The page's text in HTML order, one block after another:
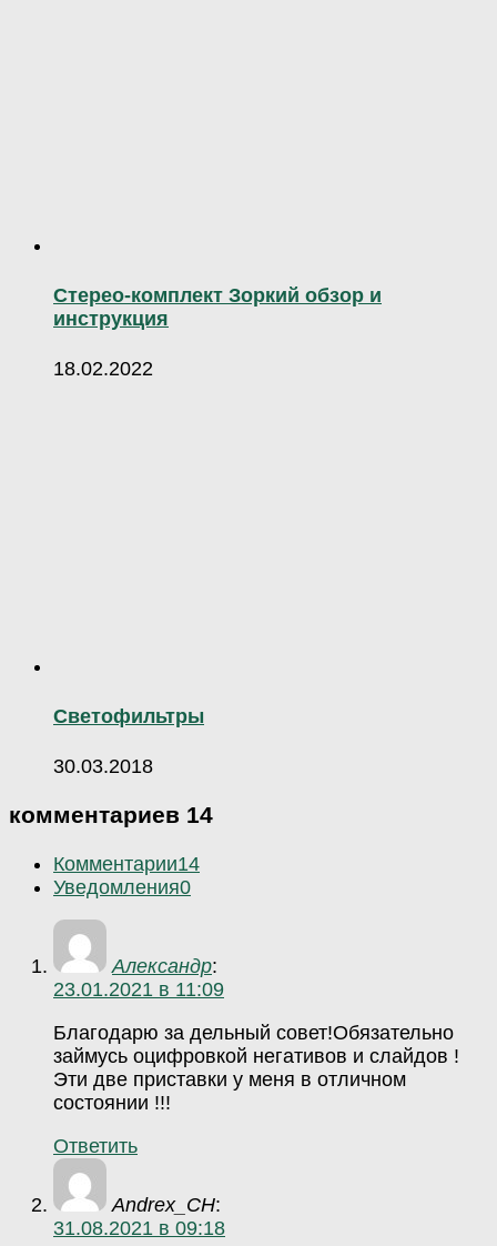
Стерео-комплект Зоркий обзор и
инструкция
18.02.2022
Светофильтры
30.03.2018
комментариев 14
Комментарии14
Уведомления0
Александр:
23.01.2021 в 11:09
Благодарю за дельный совет!Обязательно
займусь оцифровкой негативов и слайдов !
Эти две приставки у меня в отличном
состоянии !!!
Ответить
Andrex_CH:
31.08.2021 в 09:18